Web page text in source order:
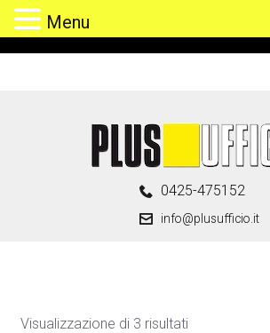
0425-475152
info@plusufficio.it
Visualizzazione di 3 risultati
Menu